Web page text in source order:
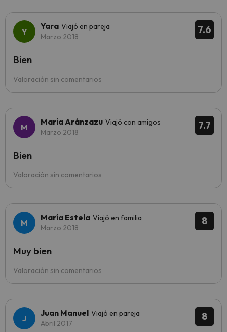
7.6
Yara Viajó en pareja
Marzo 2018
Valoración sin comentarios
Bien
7.7
Maria Aránzazu Viajó con amigos
Marzo 2018
Valoración sin comentarios
Bien
8
María Estela Viajó en familia
Marzo 2018
Valoración sin comentarios
Muy bien
8
Juan Manuel Viajó en pareja
Abril 2017